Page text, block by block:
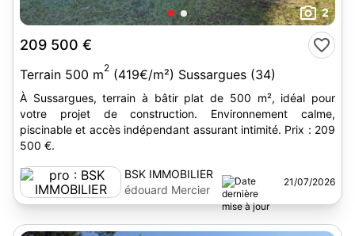
2
209 500 €
Terrain 500 m2 (419€/m²) Sussargues (34)
À Sussargues, terrain à bâtir plat de 500 m², idéal pour
votre projet de construction. Environnement calme,
piscinable et accès indépendant assurant intimité. Prix : 209
500 €.
BSK IMMOBILIER
édouard Mercier
21/07/2026